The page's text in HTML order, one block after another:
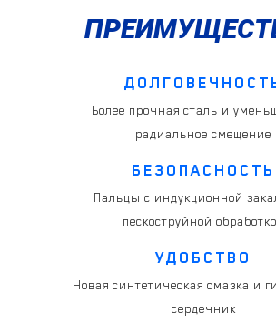
Более прочная сталь и
радиальное смещение
БЕЗОПАСНОСТЬ
Пальцы с индукционной
пескоструйной
УДОБСТВО
Новая синтетическая смазка и
сердечник